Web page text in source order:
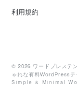
利用規約
© 2026 ワードプレステ
ゃれな有料WordPressテ
Simple & Minimal